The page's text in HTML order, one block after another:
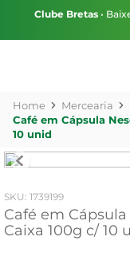
Clube Bretas •
Mercearia
Café em Cápsula
10 unid
: 1739199
Café em
Caixa 100g c/ 10